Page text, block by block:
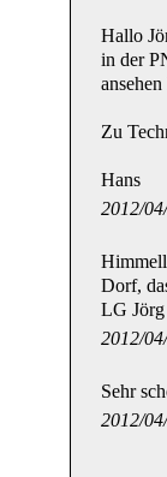
Hallo
in der
Zu
Hans
2012/
Dorf,
LG Jörg
2012/
Sehr
2012/